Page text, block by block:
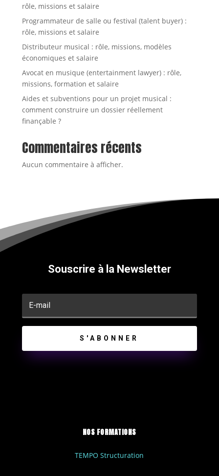
rôle, missions et salaire
Programmateur de salle ou festival (talent buyer) :
rôle, missions et salaire
Distributeur musical : rôle, missions, modèles
économiques et salaire
Avocat en musique (entertainment lawyer) : rôle,
missions, formation et salaire
Aides et subventions pour un projet musical :
comment construire un dossier réellement
finançable ?
Commentaires récents
Aucun commentaire à afficher.
Souscrire à la Newsletter
S'ABONNER
NOS FORMATIONS
TEMPO Structuration